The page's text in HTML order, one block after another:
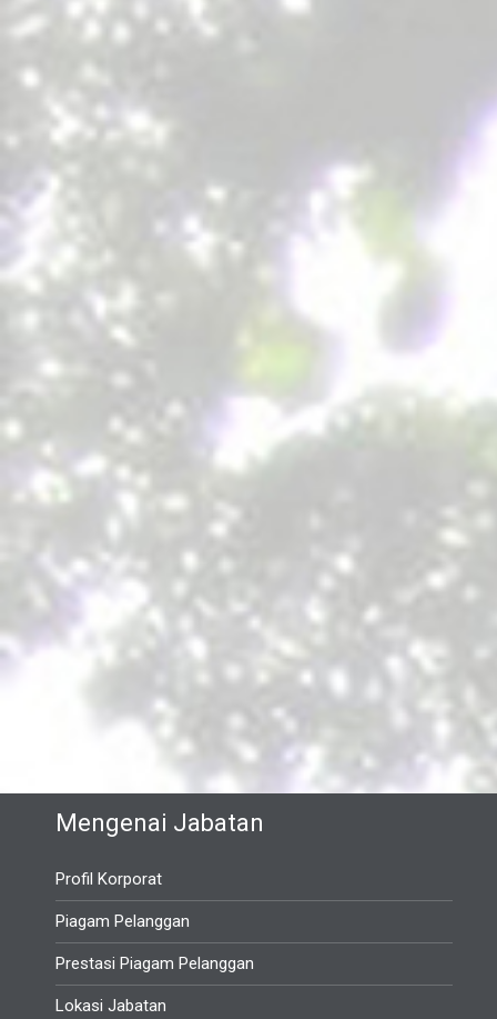
Mengenai Jabatan
Profil Korporat
Piagam Pelanggan
Prestasi Piagam Pelanggan
Lokasi Jabatan